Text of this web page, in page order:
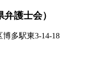
弁護士会）
博多駅東3-14-18